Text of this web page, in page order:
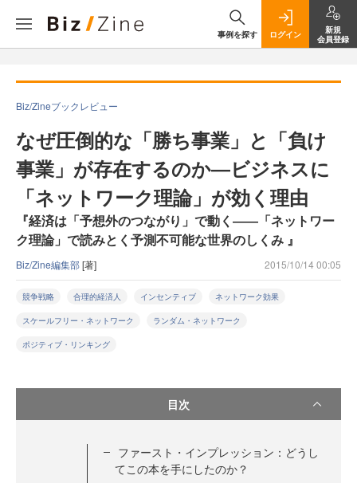
事例を探す ログイン
新規
会員登録
Biz/Zineブックレビュー
なぜ圧倒的な「勝ち事業」と「負け
事業」が存在するのか―ビジネスに
「ネットワーク理論」が効く理由
『経済は「予想外のつながり」で動く――「ネットワー
ク理論」で読みとく予測不可能な世界のしくみ 』
Biz/Zine編集部[著] 2015/10/14 00:05
競争戦略 合理的経済人 インセンティブ ネットワーク効果
スケールフリー・ネットワーク ランダム・ネットワーク
ポジティブ・リンキング
目次
ファースト・インプレッション：どうし
てこの本を手にしたのか？